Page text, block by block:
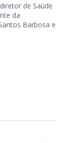
de Saúde
da
Barbosa e